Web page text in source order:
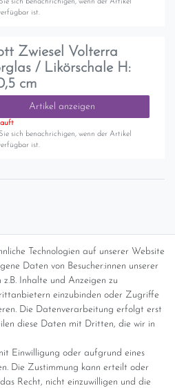
sich benachrichigen, wenn der Artikel
ist.
Zwiesel Volterra
/ Likörschale H:
cm
Artikel anzeigen
sich benachrichigen, wenn der Artikel
ist.
Technologien auf unserer Website
Daten von Besucher:innen unserer
Inhalte und Anzeigen zu
einzubinden oder Zugriffe
Die Datenverarbeitung erfolgt erst
diese Daten mit Dritten, die wir in
Einwilligung oder aufgrund eines
Die Zustimmung kann erteilt oder
Recht, nicht einzuwilligen und die
DHL (8,49 Euro ) inkl. MwSt.
Warenwert (innerhalb